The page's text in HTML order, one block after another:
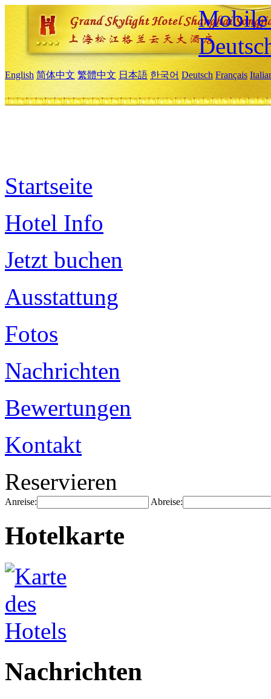
Mobile
English 简体中文 繁體中文 日本語 한국어 Deutsch Français
Startseite
Hotel Info
Jetzt buchen
Ausstattung
Fotos
Nachrichten
Bewertungen
Kontakt
Reservieren
Anreise: Abreise:
Hotelkarte
Nachrichten